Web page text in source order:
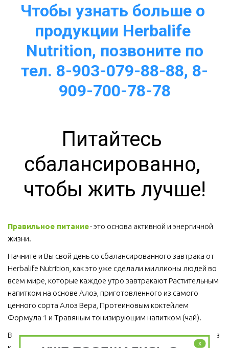
Чтобы узнать больше о
продукции Herbalife
Nutrition, позвоните по
тел. 8-903-079-88-88, 8-
909-700-78-78
Питайтесь
сбалансированно,
чтобы жить лучше!
Правильное питание - это основа активной и энергичной
жизни.
Начните и Вы свой день со сбалансированного завтрака от
Herbalife Nutrition, как это уже сделали миллионы людей во
всем мире, которые каждое утро завтракают Растительным
напитком на основе Алоэ, приготовленного из самого
ценного сорта Алоэ Вера, Протеиновым коктейлем
Формула 1 и Травяным тонизирующим напитком (чай).
Ведь завтрак является важным приемом пищи, который ни в
x